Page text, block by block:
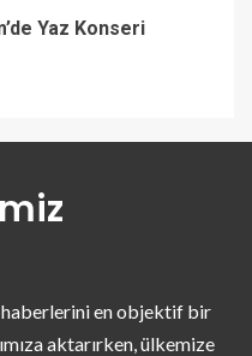
Yaz Konseri
haberlerini en objektif bir
aktarırken, ülkemize